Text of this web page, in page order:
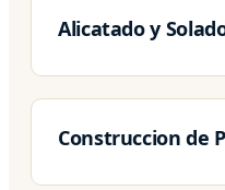
Alicatado y
Construccion de